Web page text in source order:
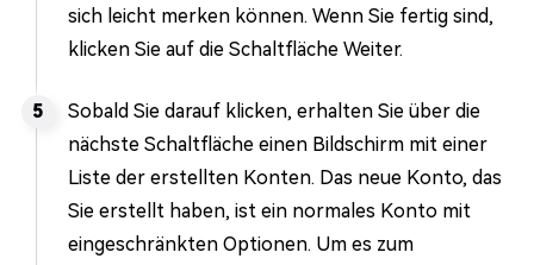
sich leicht merken können. Wenn Sie fertig sind,
klicken Sie auf die Schaltfläche Weiter.
Sobald Sie darauf klicken, erhalten Sie über die
nächste Schaltfläche einen Bildschirm mit einer
Liste der erstellten Konten. Das neue Konto, das
Sie erstellt haben, ist ein normales Konto mit
eingeschränkten Optionen. Um es zum